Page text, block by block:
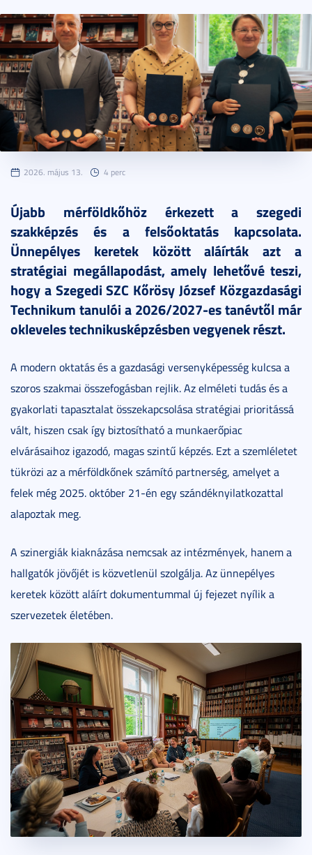
2026. május 13. 4 perc
Újabb mérföldkőhöz érkezett a szegedi
szakképzés és a felsőoktatás kapcsolata.
Ünnepélyes keretek között aláírták azt a
stratégiai megállapodást, amely lehetővé teszi,
hogy a Szegedi SZC Kőrösy József Közgazdasági
Technikum tanulói a 2026/2027-es tanévtől már
okleveles technikusképzésben vegyenek részt.
A modern oktatás és a gazdasági versenyképesség kulcsa a
szoros szakmai összefogásban rejlik. Az elméleti tudás és a
gyakorlati tapasztalat összekapcsolása stratégiai prioritássá
vált, hiszen csak így biztosítható a munkaerőpiac
elvárásaihoz igazodó, magas szintű képzés. Ezt a szemléletet
tükrözi az a mérföldkőnek számító partnerség, amelyet a
felek még 2025. október 21-én egy szándéknyilatkozattal
alapoztak meg.
A szinergiák kiaknázása nemcsak az intézmények, hanem a
hallgatók jövőjét is közvetlenül szolgálja. Az ünnepélyes
keretek között aláírt dokumentummal új fejezet nyílik a
szervezetek életében.